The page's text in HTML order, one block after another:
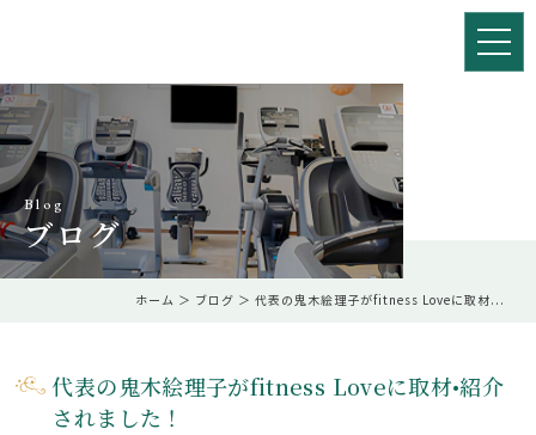
Blog
ブログ
ホーム ＞ ブログ ＞ 代表の鬼木絵理子がfitness Loveに取材...
代表の鬼木絵理子がfitness Loveに取材•紹介
されました！